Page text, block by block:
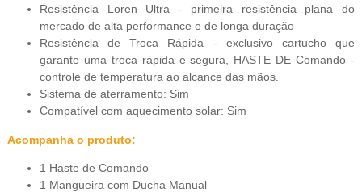
Resistência Loren Ultra - primeira resistência plana do
mercado de alta performance e de longa duração
Resistência de Troca Rápida - exclusivo cartucho que
garante uma troca rápida e segura, HASTE DE Comando -
controle de temperatura ao alcance das mãos.
Sistema de aterramento: Sim
Compatível com aquecimento solar: Sim
Acompanha o produto:
1 Haste de Comando
1 Mangueira com Ducha Manual